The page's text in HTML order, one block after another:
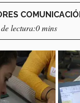
lectura:0 mins